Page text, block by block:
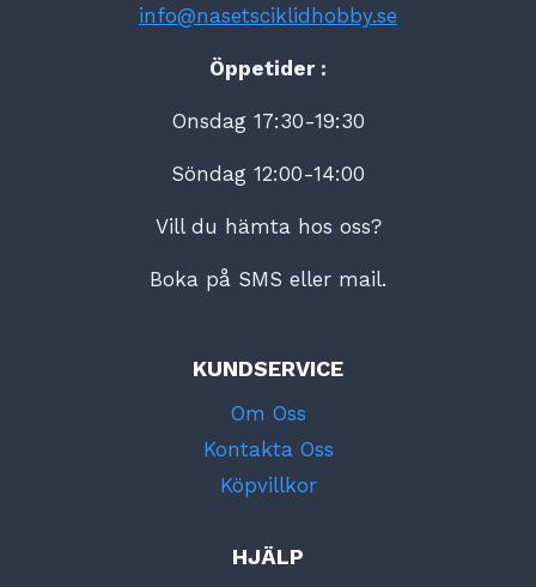
info@nasetsciklidhobby.se
Öppetider :
Onsdag 17:30-19:30
Söndag 12:00-14:00
Vill du hämta hos oss?
Boka på SMS eller mail.
KUNDSERVICE
Om Oss
Kontakta Oss
Köpvillkor
HJÄLP